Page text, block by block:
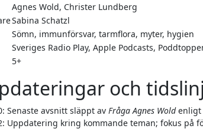
Agnes Wold, Christer Lundberg
Sabina Schatzl
Sömn, immunförsvar, tarmflora, myter, hygien
Sveriges Radio Play, Apple Podcasts,
5+
och
: Senaste avsnitt släppt av Fråga Agnes Woldenligt
: Uppdatering kring kommande teman; fokus på